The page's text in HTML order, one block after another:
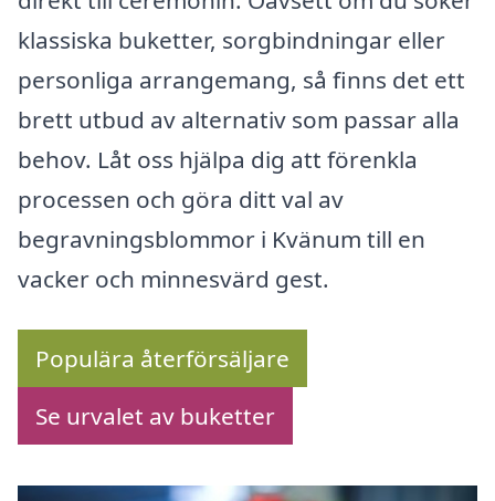
klassiska buketter, sorgbindningar eller
personliga arrangemang, så finns det ett
brett utbud av alternativ som passar alla
behov. Låt oss hjälpa dig att förenkla
processen och göra ditt val av
begravningsblommor i Kvänum till en
vacker och minnesvärd gest.
Populära återförsäljare
Se urvalet av buketter